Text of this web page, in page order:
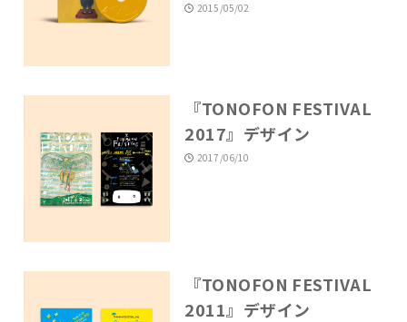
2015/05/02
『TONOFON FESTIVAL
2017』デザイン
2017/06/10
『TONOFON FESTIVAL
2011』デザイン